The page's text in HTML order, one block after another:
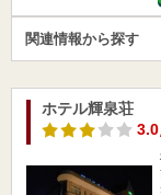
関連情報から探す
ホテル輝泉荘
3.0